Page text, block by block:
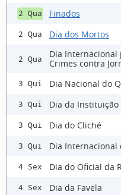
2 Qua Finados
2 Qua Dia dos Mortos
2 Qua
Dia Internacional
Crimes contra
3 Qui Dia Nacional do
3 Qui Dia da
3 Qui Dia do Cliché
3 Qui Dia Internacional
4 Sex Dia do Oficial da
4 Sex Dia da Favela